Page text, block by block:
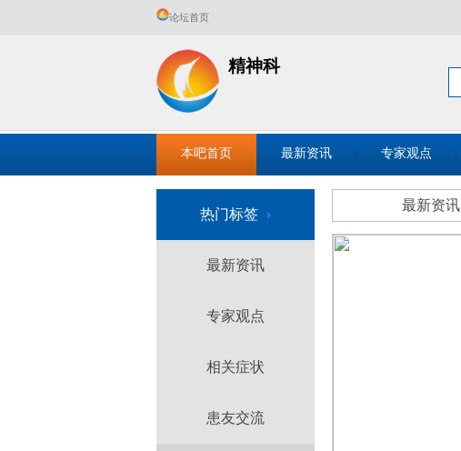
论坛首页
精神科
本吧首页 最新资讯 专家观点
热门标签
最新资讯
专家观点
相关症状
患友交流
最新资讯